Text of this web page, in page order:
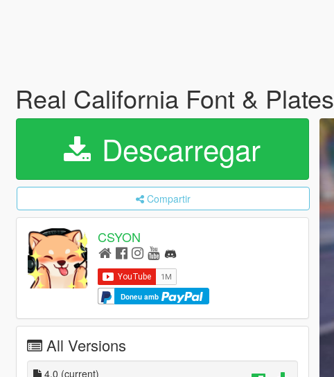
Real California Font & Plates
Descarregar
Compartir
CSYON
Doneu amb
All Versions
4.0 (current)